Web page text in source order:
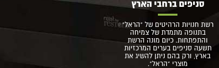
סניפים ברחבי הארץ
רשת חנויות הרהיטים של "הראל"
בתנופה מתמדת של צמיחה
והתפתחות. כיום מונה הרשת
תשעה סניפים בערים המרכזיות
בארץ, ורק בהם ניתן להשיג את
מוצרי "הראל".